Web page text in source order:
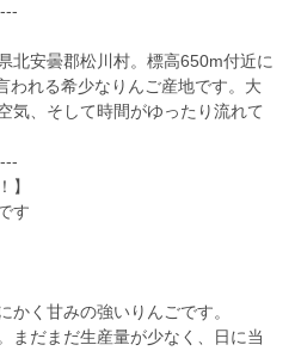
北安曇郡松川村。標高650m付近に
れる希少なりんご産地です。大
気、そして時間がゆったり流れて
】
す
かく甘みの強いりんごです。
まだまだ生産量が少なく、日に当